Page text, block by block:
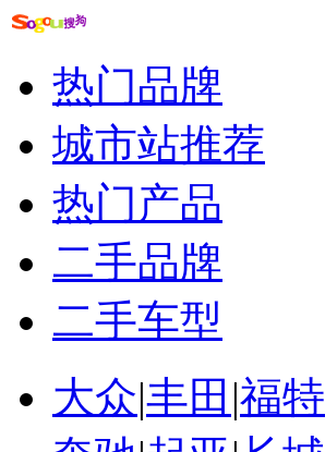
热门品牌
城市站推荐
热门产品
二手品牌
二手车型
大众|丰田 |福特